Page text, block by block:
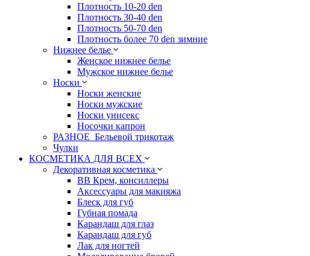
Плотность 10-20 den
Плотность 30-40 den
Плотность 50-70 den
Плотность более 70 den зимние
Нижнее белье
Женское нижнее белье
Мужское нижнее белье
Носки
Носки женские
Носки мужские
Носки унисекс
Носочки капрон
РАЗНОЕ_Бельевой трикотаж
Чулки
КОСМЕТИКА ДЛЯ ВСЕХ
Декоративная косметика
BB Крем, консиллеры
Аксессуары для макияжа
Блеск для губ
Губная помада
Карандаш для глаз
Карандаш для губ
Лак для ногтей